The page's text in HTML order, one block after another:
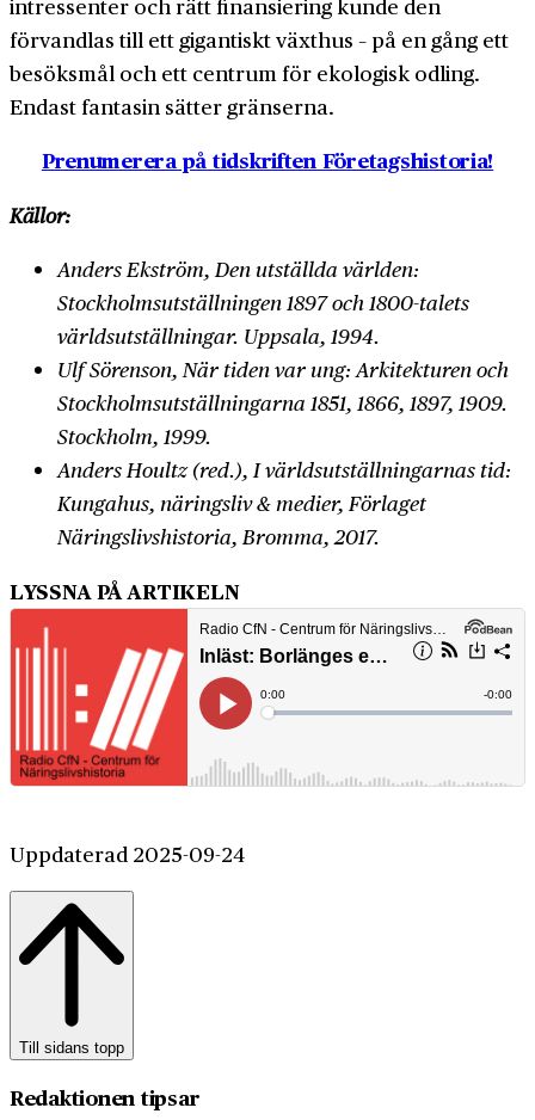
förvandlas till ett gigantiskt växthus – på en gång ett
besöksmål och ett centrum för ekologisk odling.
Endast fantasin sätter gränserna.
Prenumerera på tidskriften Företagshistoria!
Källor:
Anders Ekström, Den utställda världen:
Stockholmsutställningen 1897 och 1800-talets
världsutställningar. Uppsala, 1994.
Ulf Sörenson, När tiden var ung: Arkitekturen och
Stockholmsutställningarna 1851, 1866, 1897, 1909.
Stockholm, 1999.
Anders Houltz (red.), I världsutställningarnas tid:
Kungahus, näringsliv & medier, Förlaget
Näringslivshistoria, Bromma, 2017.
LYSSNA PÅ ARTIKELN
Uppdaterad 2025-09-24
Till sidans topp
Redaktionen tipsar